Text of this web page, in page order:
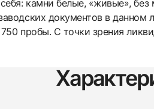
камни белые, «живые»,
документов в
750 пробы. С точки зрения